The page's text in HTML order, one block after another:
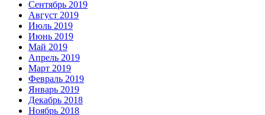
Сентябрь 2019
Август 2019
Июль 2019
Июнь 2019
Май 2019
Апрель 2019
Март 2019
Февраль 2019
Январь 2019
Декабрь 2018
Ноябрь 2018